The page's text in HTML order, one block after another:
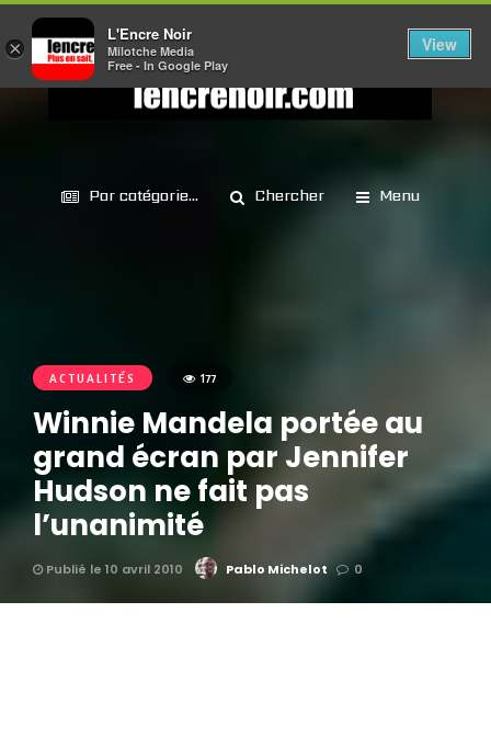
Par catégorie... Chercher Menu
ACTUALITÉS 177
Winnie Mandela portée au
grand écran par Jennifer
Hudson ne fait pas
l’unanimité
Publié le 10 avril 2010 Pablo Michelot 0
×
L'Encre Noir
Milotche Media
Free - In Google Play
View